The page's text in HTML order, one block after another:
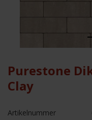
Purestone
Clay
Artikelnummer